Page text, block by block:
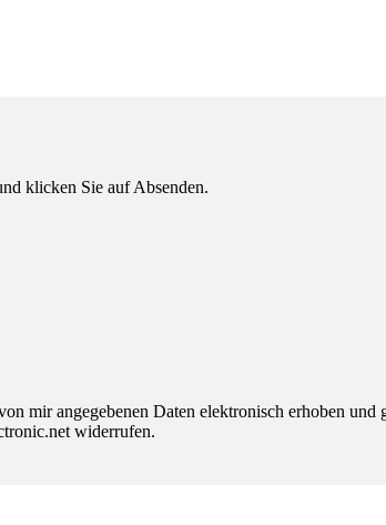
klicken Sie auf Absenden.
mir angegebenen Daten elektronisch erhoben
widerrufen.